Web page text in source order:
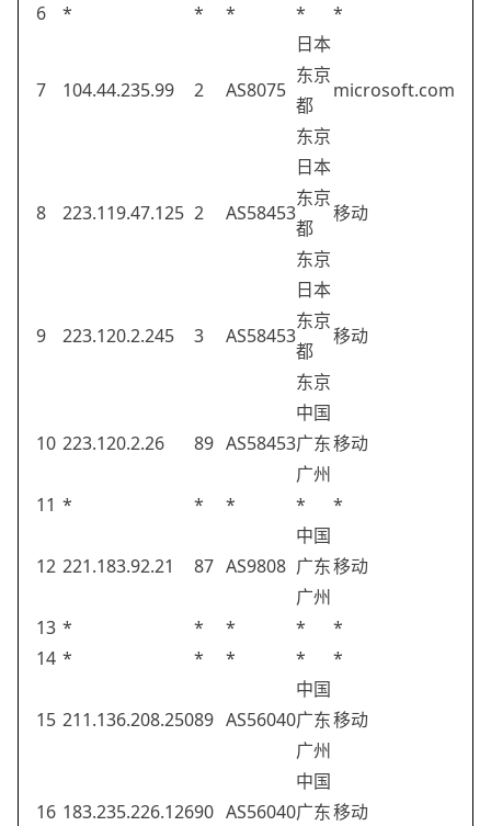
6
* * * * *
7 104.44.235.99 2 AS8075
日本
东京
都
东京
microsoft.com
8 223.119.47.125 2 AS58453
日本
东京
都
东京
移动
9 223.120.2.245 3 AS58453
日本
东京
都
东京
移动
10 223.120.2.26 89 AS58453
中国
广东
广州
移动
11 * * * * *
12 221.183.92.21 87 AS9808
中国
广东
广州
移动
13 * * * *
*
14 * * * * *
15 211.136.208.25089 AS56040
中国
广东
广州
移动
16 183.235.226.12690 AS56040
中国
广东移动